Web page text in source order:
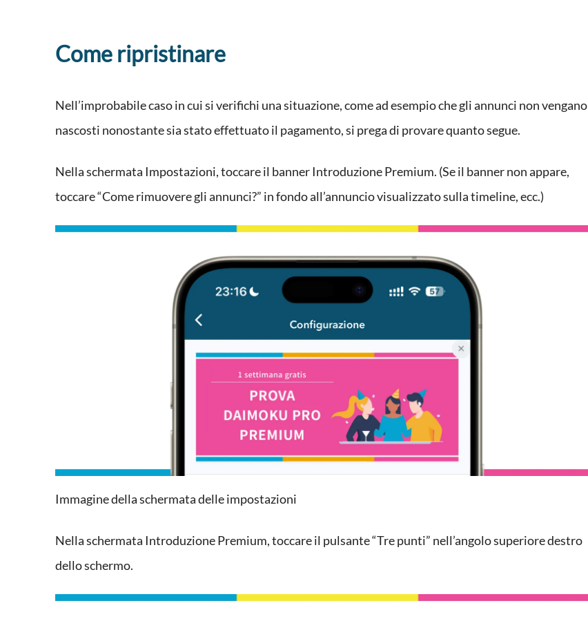
Come ripristinare
Nell’improbabile caso in cui si verifichi una situazione, come ad esempio che gli annunci non vengano
nascosti nonostante sia stato effettuato il pagamento, si prega di provare quanto segue.
Nella schermata Impostazioni, toccare il banner Introduzione Premium. (Se il banner non appare,
toccare “Come rimuovere gli annunci?” in fondo all’annuncio visualizzato sulla timeline, ecc.)
Immagine della schermata delle impostazioni
Nella schermata Introduzione Premium, toccare il pulsante “Tre punti” nell’angolo superiore destro
dello schermo.